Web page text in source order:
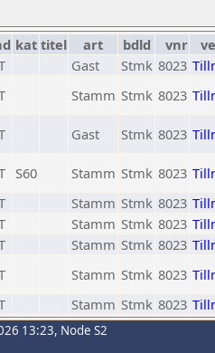
kat titel art bdld vnr
Gast Stmk 8023
Stamm Stmk 8023
Gast Stmk 8023
S60 Stamm Stmk 8023
Stamm Stmk 8023
Stamm Stmk 8023
Stamm Stmk 8023
Stamm Stmk 8023
Stamm Stmk 8023
13:23, Node S2